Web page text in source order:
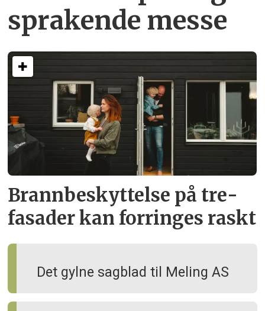
sprakende messe
Brann­beskyttelse på tre­
fasader kan forringes raskt
Det gylne sagblad til Meling AS